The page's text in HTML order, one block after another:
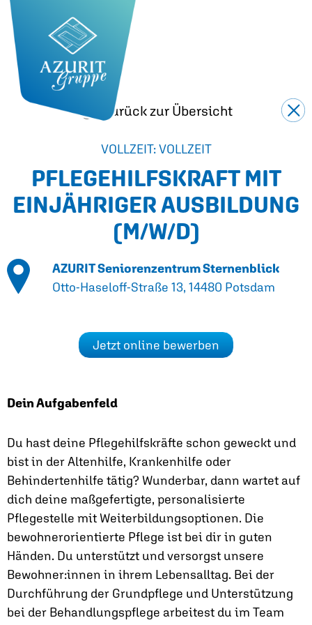
Zurück zur Übersicht
VOLLZEIT: VOLLZEIT
PFLEGEHILFSKRAFT MIT
EINJÄHRIGER AUSBILDUNG
(M/W/D)
AZURIT Seniorenzentrum Sternenblick
Otto-Haseloff-Straße 13, 14480 Potsdam
Jetzt online bewerben
Dein Aufgabenfeld
Du hast deine Pflegehilfskräfte schon geweckt und
bist in der Altenhilfe, Krankenhilfe oder
Behindertenhilfe tätig? Wunderbar, dann wartet auf
dich deine maßgefertigte, personalisierte
Pflegestelle mit Weiterbildungsoptionen. Die
bewohnerorientierte Pflege ist bei dir in guten
Händen. Du unterstützt und versorgst unsere
Bewohner:innen in ihrem Lebensalltag. Bei der
Durchführung der Grundpflege und Unterstützung
bei der Behandlungspflege arbeitest du im Team